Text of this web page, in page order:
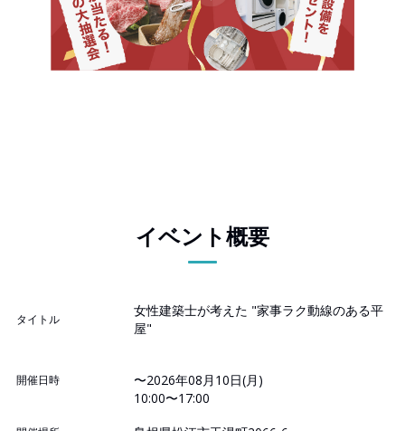
イベント概要
タイトル
女性建築士が考えた "家事ラク動線のある平
屋"
開催日時
〜2026年08月10日(月)
10:00〜17:00